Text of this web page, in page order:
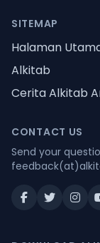
SITEMAP
Halaman
Alkitab
Cerita Alkitab
CONTACT US
Send your